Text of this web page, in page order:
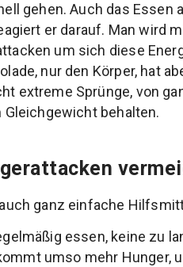
gehen. Auch das Essen
er darauf. Man wird
um sich diese
nur den Körper, hat
extreme Sprünge, von
Gleichgewicht behalten.
ganz einfache
essen, keine zu
umso mehr Hunger,